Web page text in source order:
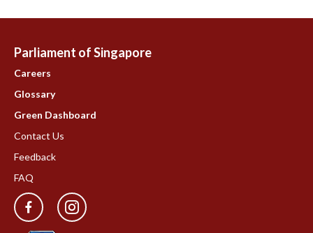
Parliament of Singapore
Careers
Glossary
Green Dashboard
Contact Us
Feedback
FAQ